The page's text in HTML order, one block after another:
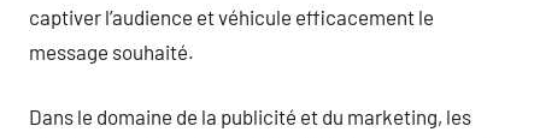
captiver l’audience et véhicule efficacement le
message souhaité.
Dans le domaine de la publicité et du marketing, les